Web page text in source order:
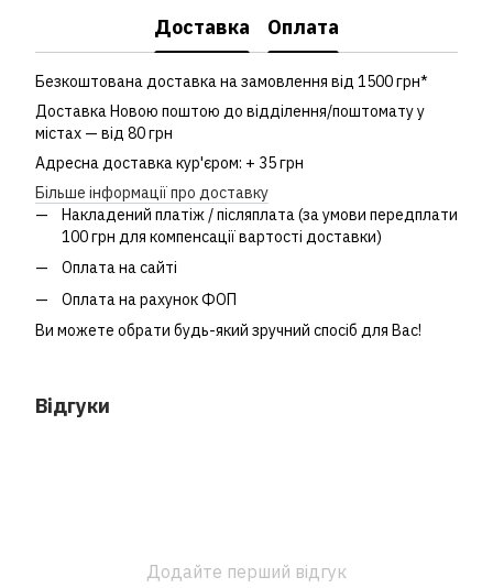
Доставка Оплата
Безкоштована доставка на замовлення від 1500 грн*
Доставка Новою поштою до відділення/поштомату у
містах — від 80 грн
Адресна доставка кур'єром: + 35 грн
Більше інформації про доставку
Накладений платіж / післяплата (за умови передплати
100 грн для компенсації вартості доставки)
Оплата на сайті
Оплата на рахунок ФОП
Ви можете обрати будь-який зручний спосіб для Вас!
Відгуки
Додайте перший відгук